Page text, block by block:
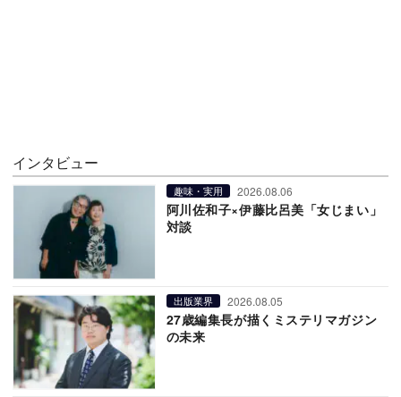
インタビュー
趣味・実用 2026.08.06
阿川佐和子×伊藤比呂美「女じまい」
対談
出版業界 2026.08.05
27歳編集長が描くミステリマガジン
の未来